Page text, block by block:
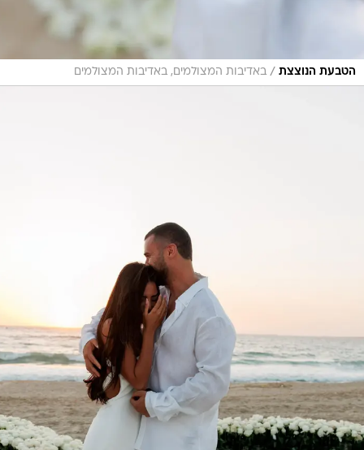
הטבעת הנוצצת / באדיבות המצולמים, באדיבות המצולמים